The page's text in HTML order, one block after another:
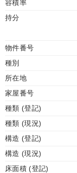
容積率
持分
物件番号
種別
所在地
家屋番号
種類 (登記)
種類 (現況)
構造 (登記)
構造 (現況)
床面積 (登記)